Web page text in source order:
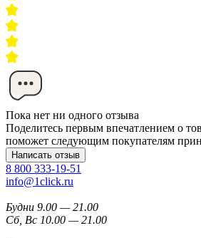
Пока нет ни одного отзыва
Поделитесь первым впечатлением о
поможет следующим покупателям
Написать отзыв
8 800 333-19-51
info@1click.ru
Будни 9.00 — 21.00
Сб, Вс 10.00 — 21.00